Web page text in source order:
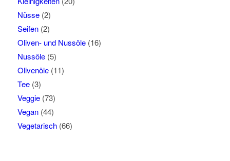
Nüsse (2)
Seifen (2)
Oliven- und Nussöle (16)
Nussöle (5)
Olivenöle (11)
Tee (3)
Veggie (73)
Vegan (44)
Vegetarisch (66)